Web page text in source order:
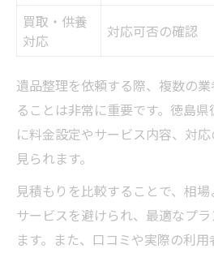
買取・供養
対応
対応可否の確認
遺品整理を依頼する際、複数の
ることは非常に重要です。徳島
に料金設定やサービス内容、対
見られます。
見積もりを比較することで、相
サービスを避けられ、最適なプ
ます。また、口コミや実際の利